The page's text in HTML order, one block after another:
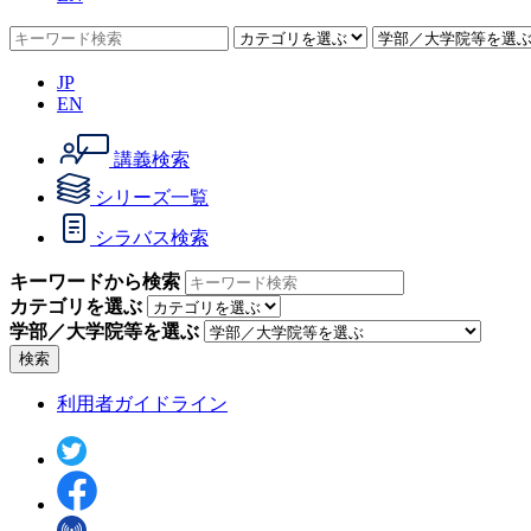
JP
EN
講義検索
シリーズ一覧
シラバス検索
キーワードから検索
カテゴリを選ぶ
学部／大学院等を選ぶ
検索
利用者ガイドライン